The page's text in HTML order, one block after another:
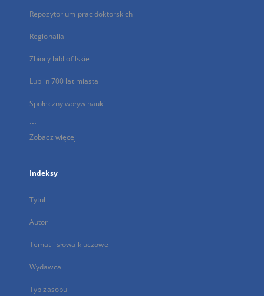
Repozytorium prac doktorskich
Regionalia
Zbiory bibliofilskie
Lublin 700 lat miasta
Społeczny wpływ nauki
...
Zobacz więcej
Indeksy
Tytuł
Autor
Temat i słowa kluczowe
Wydawca
Typ zasobu